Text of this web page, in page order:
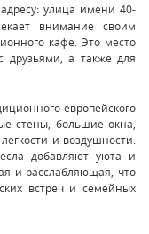
улица имени 40-
внимание своим
кафе. Это место
друзьями, а также для
европейского
стены, большие окна,
и воздушности.
добавляют уюта и
и расслабляющая, что
встреч и семейных